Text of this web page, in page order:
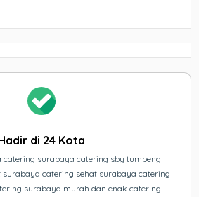
di 24 Kota
catering surabaya catering sby tumpeng
catering sehat surabaya catering
surabaya murah dan enak catering